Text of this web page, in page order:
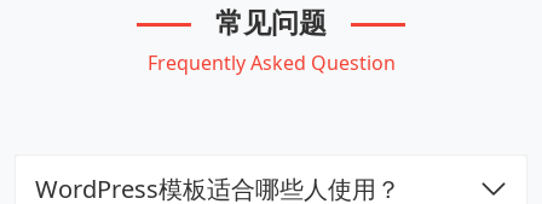
常见问题
Frequently Asked Question
WordPress模板适合哪些人使用？